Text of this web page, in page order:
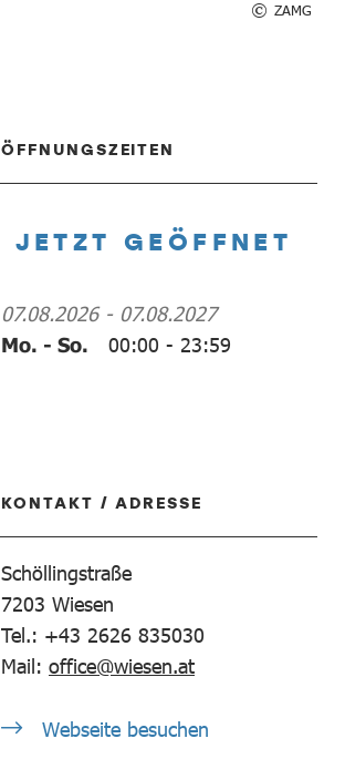
ZAMG
ÖFFNUNGSZEITEN
JETZT GEÖFFNET
07.08.2026- 07.08.2027
Mo. - So.
00:00 - 23:59
KONTAKT / ADRESSE
Schöllingstraße
7203 Wiesen
Tel.: +43 2626 835030
Mail: office@wiesen.at
Webseite besuchen